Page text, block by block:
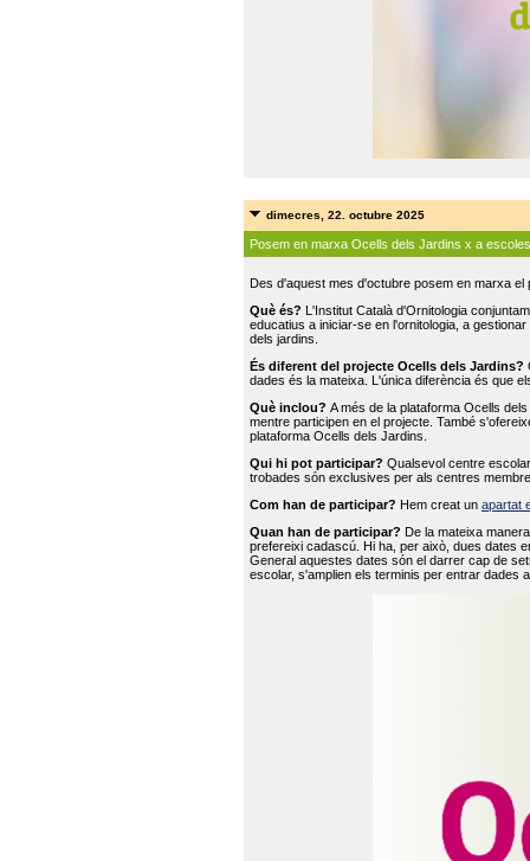
dimecres, 22. octubre 2025
Posem en marxa Ocells dels Jardins x a escoles
Des d'aquest mes d'octubre posem en marxa
Què és? L'Institut Català d'Ornitologia
educatius a iniciar-se en l'ornitologia, a
dels jardins.
És diferent del projecte Ocells dels Jardins?
dades és la mateixa. L'única diferència és que
Què inclou? A més de la plataforma Ocells
mentre participen en el projecte. També
plataforma Ocells dels Jardins.
Qui hi pot participar? Qualsevol centre
trobades són exclusives per als centres
Com han de participar? Hem creat un apartat
Quan han de participar? De la mateixa
prefereixi cadascú. Hi ha, per això, dues dates
General aquestes dates són el darrer cap de
escolar, s'amplien els terminis per entrar dades